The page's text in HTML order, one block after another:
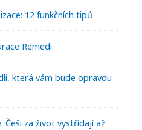
12 funkčních tipů
Remedi
která vám bude opravdu
Češi za život vystřídají až